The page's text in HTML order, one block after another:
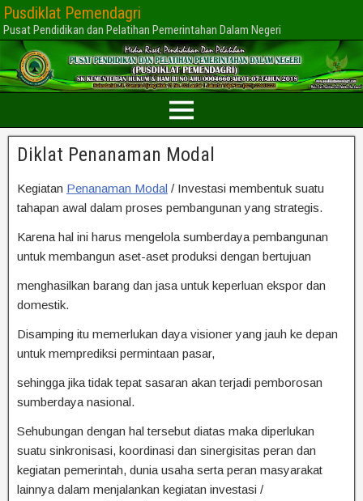
Pusdiklat Pemendagri
Pusat Pendidikan dan Pelatihan Pemerintahan Dalam Negeri
Diklat Penanaman Modal
Kegiatan Penanaman Modal / Investasi membentuk suatu
tahapan awal dalam proses pembangunan yang strategis.
Karena hal ini harus mengelola sumberdaya pembangunan
untuk membangun aset-aset produksi dengan bertujuan
menghasilkan barang dan jasa untuk keperluan ekspor dan
domestik.
Disamping itu memerlukan daya visioner yang jauh ke depan
untuk memprediksi permintaan pasar,
sehingga jika tidak tepat sasaran akan terjadi pemborosan
sumberdaya nasional.
Sehubungan dengan hal tersebut diatas maka diperlukan
suatu sinkronisasi, koordinasi dan sinergisitas peran dan
kegiatan pemerintah, dunia usaha serta peran masyarakat
lainnya dalam menjalankan kegiatan investasi /